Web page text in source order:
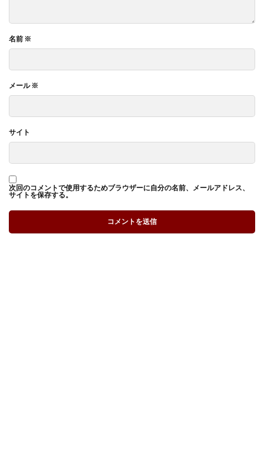
名前 ※
メール※
サイト
次回のコメントで使用するためブラウザーに自分の名前、メールアドレス、
サイトを保存する。